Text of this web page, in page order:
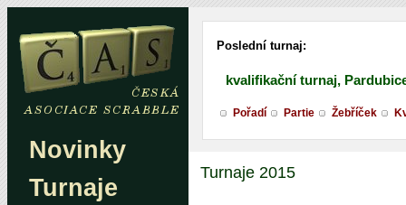
Novinky
Turnaje
Poslední turnaj:
kvalifikační turnaj,
Pořadí Partie Žebříček
Turnaje 2015